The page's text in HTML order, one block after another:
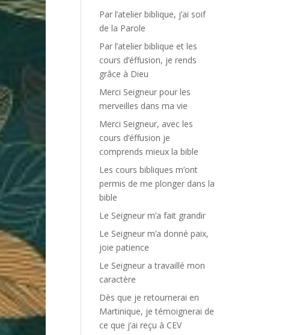
Par l’atelier biblique, j’ai soif
de la Parole
Par l’atelier biblique et les
cours d’éffusion, je rends
grâce à Dieu
Merci Seigneur pour les
merveilles dans ma vie
Merci Seigneur, avec les
cours d’éffusion je
comprends mieux la bible
Les cours bibliques m’ont
permis de me plonger dans la
bible
Le Seigneur m’a fait grandir
Le Seigneur m’a donné paix,
joie patience
Le Seigneur a travaillé mon
caractère
Dès que je retournerai en
Martinique, je témoignerai de
ce que j’ai reçu à CEV